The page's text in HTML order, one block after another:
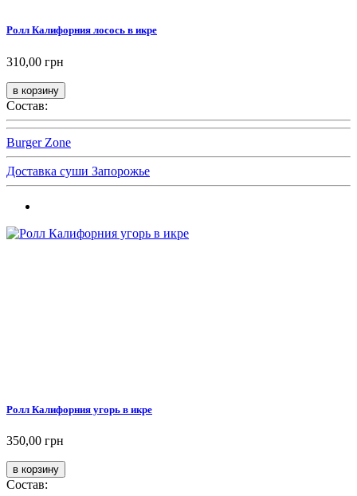
Ролл Калифорния лосось в икре
310,00 грн
Состав:
Burger Zone
Доставка суши Запорожье
Ролл Калифорния угорь в икре
350,00 грн
Состав: